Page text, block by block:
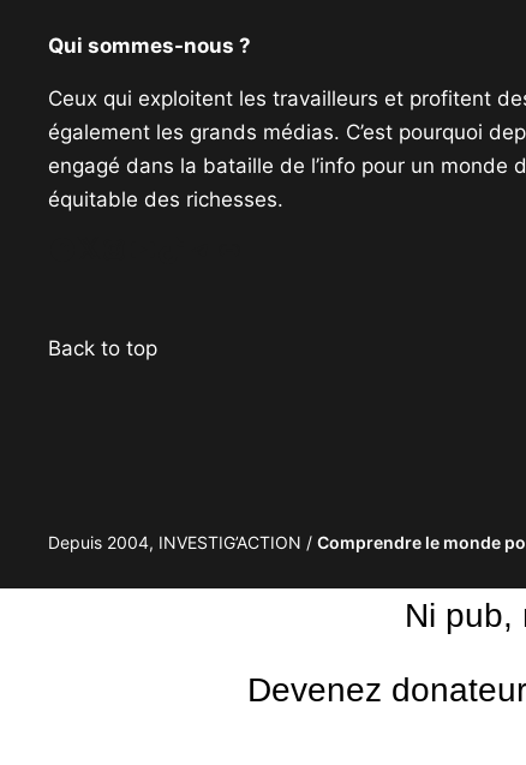
Qui sommes-nous ?
Ceux qui exploitent les travailleurs et profitent
également les grands médias. C’est pourquoi
engagé dans la bataille de l’info pour un monde
équitable des richesses.
Back to top
Depuis 2004, INVESTIG’ACTION /Comprendre le monde
Ni pub,
Devenez